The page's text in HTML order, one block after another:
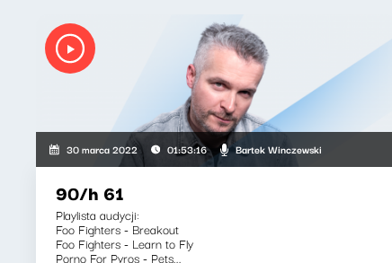
30 marca 2022 01:53:16 Bartek Winczewski
90/h 61
Playlista audycji:
Foo Fighters - Breakout
Foo Fighters - Learn to Fly
Porno For Pyros - Pets...